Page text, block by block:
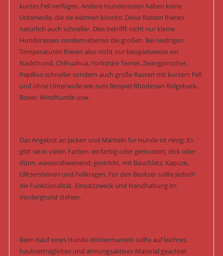
kurzes Fell verfügen. Andere Hunderassen haben keine
Unterwolle, die sie wärmen könnte. Diese Rassen frieren
natürlich auch schneller. Dies betrifft nicht nur kleine
Hunderassen sondern ebenso die großen. Bei niedrigen
Temperaturen frieren also nicht nur beispielsweise ein
Nackthund, Chihuahua, Yorkshire Terrier, Zwergpinscher,
Papillon schneller sondern auch große Rassen mit kurzem Fell
und ohne Unterwolle wie zum Beispiel Rhodesian Ridgeback,
Boxer, Windhunde usw.
Das Angebot an Jacken und Mänteln für Hunde ist riesig. Es
gibt sie in vielen Farben, einfarbig oder gemustert, dick oder
dünn, wasserabweisend, gestrickt, mit Bauchlatz, Kapuze,
Glitzersteinen und Fellkragen. Für den Besitzer sollte jedoch
die Funktionalität, Einsatzzweck und Handhabung im
Vordergrund stehen.
Beim Kauf eines Hunde-Wintermantels sollte auf leichtes,
hautverträgliches und atmungsaktives Material geachtet